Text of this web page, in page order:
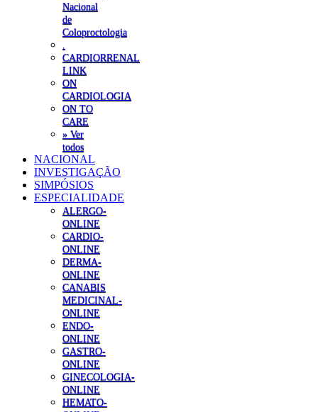
Nacional
de
Coloproctologia
CARDIORRENAL
LINK
ON
CARDIOLOGIA
ON TO
CARE
» Ver
todos
NACIONAL
INVESTIGAÇÃO
SIMPÓSIOS
ESPECIALIDADE
ALERGO-
ONLINE
CARDIO-
ONLINE
DERMA-
ONLINE
CANABIS
MEDICINAL-
ONLINE
ENDO-
ONLINE
GASTRO-
ONLINE
GINECOLOGIA-
ONLINE
HEMATO-